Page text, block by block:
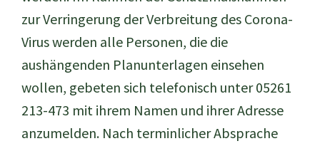
zur Verringerung der Verbreitung des Corona-
Virus werden alle Personen, die die
aushängenden Planunterlagen einsehen
wollen, gebeten sich telefonisch unter 05261
213-473 mit ihrem Namen und ihrer Adresse
anzumelden. Nach terminlicher Absprache